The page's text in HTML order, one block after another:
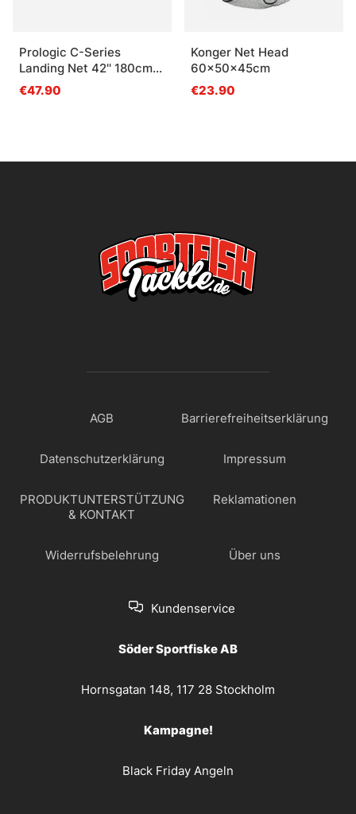
Prologic C-Series
Landing Net 42'' 180cm
2pcs
€47.90
Konger Net Head
60x50x45cm
€23.90
AGB Barrierefreiheitserklärung
Datenschutzerklärung Impressum
PRODUKTUNTERSTÜTZUNG
& KONTAKT
Reklamationen
Widerrufsbelehrung Über uns
Kundenservice
Söder Sportfiske AB
Hornsgatan 148, 117 28 Stockholm
Kampagne!
Black Friday Angeln